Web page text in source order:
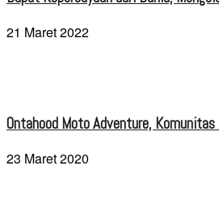
21 Maret 2022
Ontahood Moto Adventure,
23 Maret 2020